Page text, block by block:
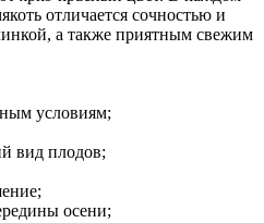
отличается сочностью и
а также приятным свежим
условиям;
вид плодов;
осени;